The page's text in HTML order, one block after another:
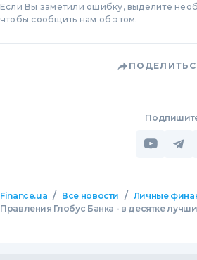
Если Вы заметили ошибку, выделите
чтобы сообщить нам об этом.
Finance.ua / Все новости / Личные
Правления Глобус Банка - в десятке